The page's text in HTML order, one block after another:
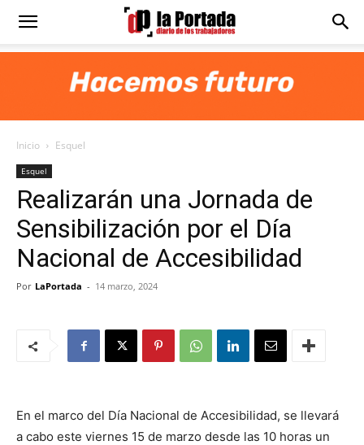
Diario
Portada
Inicio Esquel
Esquel
Realizarán una Jornada de
Sensibilización por el Día
Nacional de Accesibilidad
Por LaPortada - 14 marzo, 2024
En el marco del Día Nacional de Accesibilidad, se llevará
a cabo este viernes 15 de marzo desde las 10 horas un